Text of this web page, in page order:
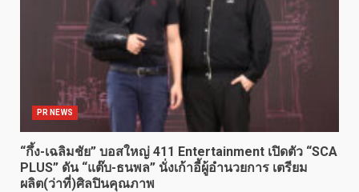
PR NEWS
“กึ้ง-เฉลิมชัย” บอสใหญ่ 411 Entertainment เปิดตัว “SCA
PLUS” ดัน “แต๊บ-ธนพล” นั่งเก้าอี้ผู้อำนวยการ เตรียม
ผลิต(ว่าที่)ศิลปินคุณภาพ